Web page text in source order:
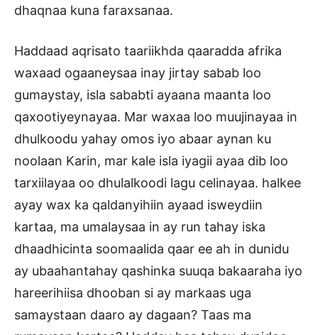
dhaqnaa kuna faraxsanaa.
Haddaad aqrisato taariikhda qaaradda afrika
waxaad ogaaneysaa inay jirtay sabab loo
gumaystay, isla sababti ayaana maanta loo
qaxootiyeynayaa. Mar waxaa loo muujinayaa in
dhulkoodu yahay omos iyo abaar aynan ku
noolaan Karin, mar kale isla iyagii ayaa dib loo
tarxiilayaa oo dhulalkoodi lagu celinayaa. halkee
ayay wax ka qaldanyihiin ayaad isweydiin
kartaa, ma umalaysaa in ay run tahay iska
dhaadhicinta soomaalida qaar ee ah in dunidu
ay ubaahantahay qashinka suuqa bakaaraha iyo
hareerihiisa dhooban si ay markaas uga
samaystaan daaro ay dagaan? Taas ma